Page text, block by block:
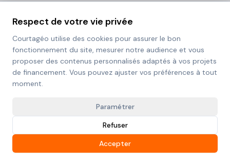
Respect de votre vie privée
Courtagéo utilise des cookies pour assurer le bon
fonctionnement du site, mesurer notre audience et vous
proposer des contenus personnalisés adaptés à vos projets
de financement. Vous pouvez ajuster vos préférences à tout
moment.
Paramétrer
Refuser
Accepter